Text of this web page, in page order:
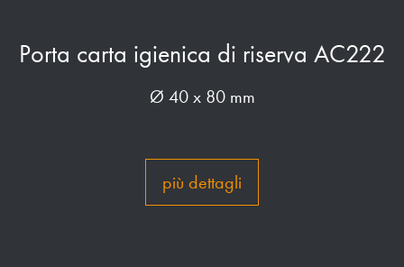
Porta carta igienica di riserva AC222
Ø 40 x 80 mm
più dettagli